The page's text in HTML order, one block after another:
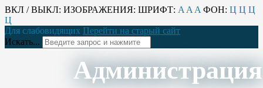
ВКЛ / ВЫКЛ: ИЗОБРАЖЕНИЯ: ШРИФТ: A A A ФОН: Ц Ц Ц
Ц
Для слабовидящих Перейти на старый сайт
Искать...
Администрация